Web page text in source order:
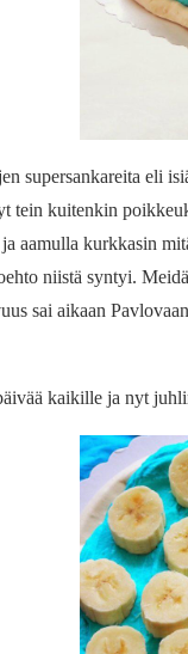
supersankareita eli
tein kuitenkin
aamulla kurkkasin
niistä syntyi.
sai aikaan
kaikille ja nyt